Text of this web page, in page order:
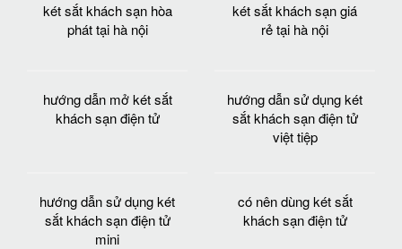
két sắt khách sạn hòa
phát tại hà nội
két sắt khách sạn giá
rẻ tại hà nội
hướng dẫn mở két sắt
khách sạn điện tử
hướng dẫn sử dụng két
sắt khách sạn điện tử
việt tiệp
hướng dẫn sử dụng két
sắt khách sạn điện tử
mini
có nên dùng két sắt
khách sạn điện tử